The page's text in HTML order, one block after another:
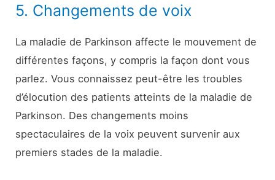
5. Changements de voix
La maladie de Parkinson affecte le mouvement de
différentes façons, y compris la façon dont vous
parlez. Vous connaissez peut-être les troubles
d’élocution des patients atteints de la maladie de
Parkinson. Des changements moins
spectaculaires de la voix peuvent survenir aux
premiers stades de la maladie.